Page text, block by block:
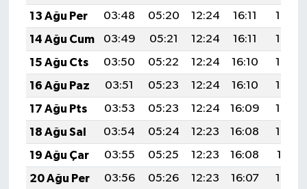
13 Ağu Per
03:48 05:20 12:24 16:11
19:19
14 Ağu Cum
03:49 05:21 12:24 16:11
19:18
15 Ağu Cts
03:50 05:22 12:24 16:10
19:16
16 Ağu Paz
03:51 05:23 12:24 16:10
19:15
17 Ağu Pts
03:53 05:23 12:24 16:09
19:14
18 Ağu Sal
03:54 05:24 12:23 16:08
19:12
19 Ağu Çar
03:55 05:25 12:23 16:08
19:11
20 Ağu Per
03:56 05:26 12:23 16:07
19:10